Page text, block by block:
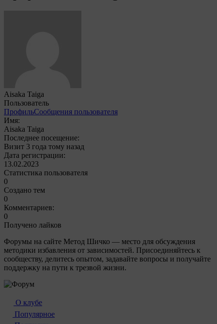
Aisaka Taiga
Пользователь
ПрофильСообщения пользователя
Имя:
Aisaka Taiga
Последнее посещение:
Визит 3 года тому назад
Дата регистрации:
13.02.2023
Статистика пользователя
0
Создано тем
0
Комментариев:
0
Получено лайков
Форумы на сайте Метод Шичко — место для обсуждения
методики избавления от зависимостей. Присоединяйтесь к
сообществу, делитесь опытом, задавайте вопросы и получайте
поддержку на пути к трезвой жизни.
О клубе
Популярное